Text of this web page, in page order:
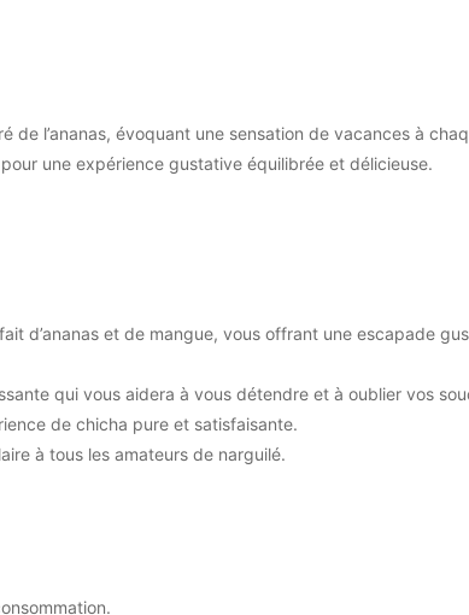
l’ananas, évoquant une sensation de vacances à
une expérience gustative équilibrée et délicieuse.
d’ananas et de mangue, vous offrant une escapade
qui vous aidera à vous détendre et à oublier vos
de chicha pure et satisfaisante.
à tous les amateurs de narguilé.